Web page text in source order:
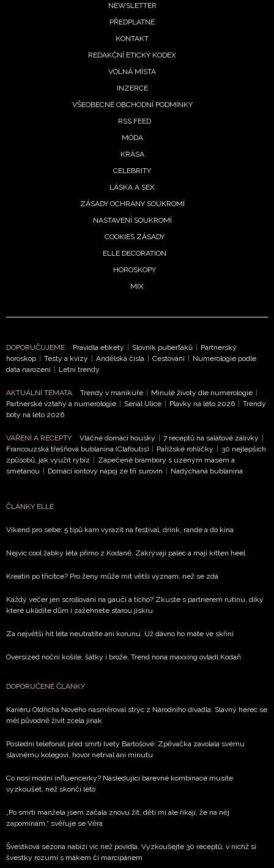
NEWSLETTER
Přihlášením k newsletteru souhlasíte s Obchodními
podmínkami společnosti BurdaMedia Extra s.r.o.
potvrzujete, že jste se seznámili se Zásadami
Vašimi údaji pracovat zejména k organizaci a
informace od našich partnerů? Pokud souhlasíte se
NEWSLETTER
PŘEDPLATNÉ
KONTAKT
REDAKČNÍ ETICKÝ KODEX
VOLNÁ MÍSTA
INZERCE
VŠEOBECNÉ OBCHODNÍ PODMÍNKY
RSS FEED
MÓDA
KRÁSA
CELEBRITY
LÁSKA A SEX
ZÁSADY OCHRANY SOUKROMÍ
NASTAVENÍ SOUKROMÍ
COOKIES ZÁSADY
ELLE DECORATION
HOROSKOPY
MIX
DOPORUČUJEME Pravidla etikety | Slovník puberťáků | Partnerský
horoskop | Testy a kvízy | Andělská čísla | Cestování | Numerologie podle
data narození | Letní trendy
AKTUÁLNÍ TÉMATA Trendy v manikúře | Minulé životy dle numerologie |
Partnerské vztahy a numerologie | Seriál Ulice | Plavky na léto 2026 | Trendy
boty na léto 2026
VAŘENÍ A RECEPTY Vláčné domácí housky | 7 receptů na salátové zálivky |
Francouzská třešňová bublanina (Clafoutis) | Pařížské rohlíčky | 30 nejlepších
způsobů, jak využít rybíz | Zapečené brambory s uzeným masem a
smetanou | Domácí iontový nápoj ze tří surovin | Nadýchaná bublanina
ČLÁNKY ELLE
Víkend pro sebe: 5 tipů kam vyrazit na festival, drink, rande a do kina
Nejvíc cool žabky léta přímo z Kodaně. Zakrývají palec a mají kitten heel
Kreatin po třicítce? Pro ženy může mít větší význam, než se zdá
Každý večer jen scrollování na gauči a ticho? Zkuste s partnerem rutinu, díky
které uklidíte dům i zažehnete starou jiskru
Za největší hit léta neutratíte ani korunu. Už dávno ho máte ve skříni
Oversized noční košile, šátky i brože. Trend nona maxxing ovládl Kodaň
DOPORUČENÉ ČLÁNKY
Kariéru Oldřicha Nového nasměroval strýc z Národního divadla: Slavný herec se
měl původně živit zcela jinak
Poslední telefonát před smrtí Ivety Bartošové: Zpěvačka zavolala svému
slavnému kolegovi, hovor netrval ani minutu
Co nosí módní influencerky? Následující barevné kombinace musíte
vyzkoušet, než skončí léto
„Po smrti manžela jsem začala znovu žít, děti mi ale říkají, že na něj
zapomínám,“ svěřuje se Věra
Švestková sezona nabízí víc než povidla. Vyzkoušejte 30 receptů, v nichž si
švestky rozumí s mákem či marcipánem